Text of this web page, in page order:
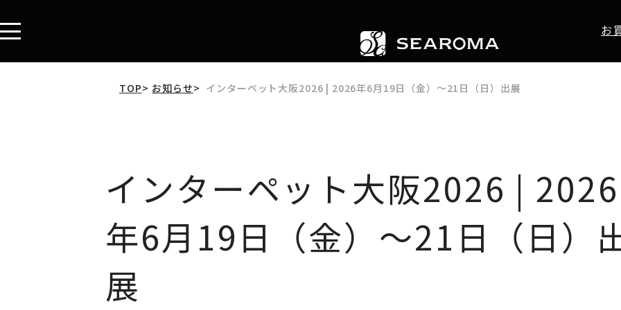
お
TOP お知らせ インターペット大阪2026 | 2026年6月19日（金）～21日（日）出展
インターペット大阪2026 | 2026
年6月19日（金）～21日（日）
展